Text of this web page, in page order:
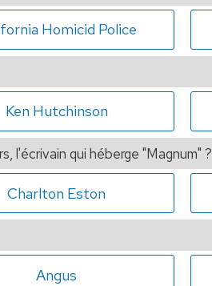
Homicid Police
Ken Hutchinson
l'écrivain qui héberge "Magnum" ?
Charlton Eston
Angus